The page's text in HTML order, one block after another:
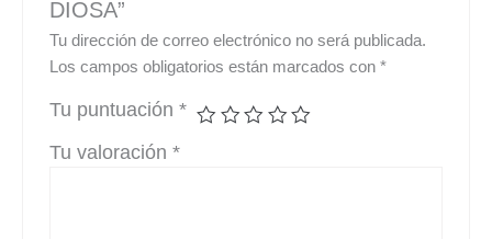
DIOSA”
Tu dirección de correo electrónico no será publicada.
Los campos obligatorios están marcados con*
Tu puntuación*
Tu valoración*